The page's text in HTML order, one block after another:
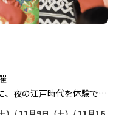
、夜の江戸時代を体験でき
します。